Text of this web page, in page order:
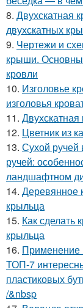
8. Двухскатная
двухскатных
9. Чертежи и
крыши.
кровли
10. Изголовье
изголовья
11.
12. Цветник из
13. Сухой
ручей:
ландшафтном
14. Деревянное
крыльца
15. Как сделать
крыльца
16. Применение
ТОП-7
пластиковых
/&nbsp